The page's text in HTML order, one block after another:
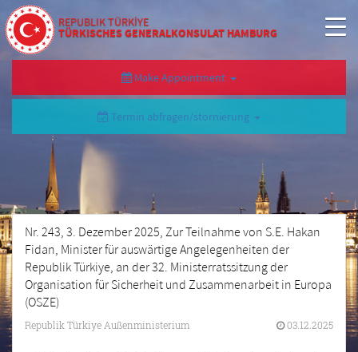
REPUBLIK TÜRKİYE
TÜRKISCHES GENERALKONSULAT HAMBURG
Make Appointment
Termin abfragen/stornierung
Nr. 243, 3. Dezember 2025, Zur Teilnahme von S.E. Hakan
Fidan, Minister für auswärtige Angelegenheiten der
Republik Türkiye, an der 32. Ministerratssitzung der
Organisation für Sicherheit und Zusammenarbeit in Europa
(OSZE)
Republik Türkiye Außenministerium 03.12.2025